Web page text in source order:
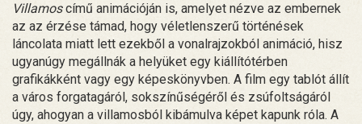
Villamoscímű animációján is, amelyet nézve az embernek
az az érzése támad, hogy véletlenszerű történések
láncolata miatt lett ezekből a vonalrajzokból animáció, hisz
ugyanúgy megállnák a helyüket egy kiállítótérben
grafikákként vagy egy képeskönyvben. A film egy tablót állít
a város forgatagáról, sokszínűségéről és zsúfoltságáról
úgy, ahogyan a villamosból kibámulva képet kapunk róla. A